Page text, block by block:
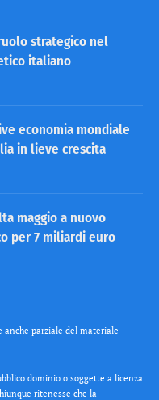
strategico nel
italiano
economia mondiale
in lieve crescita
maggio a nuovo
per 7 miliardi euro
parziale del materiale
dominio o soggette a licenza
ritenesse che la